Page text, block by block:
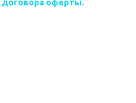
договора оферты.